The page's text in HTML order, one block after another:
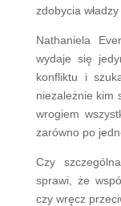
zdobycia
Nathaniela
wydaje się
konfliktu i
niezależnie kim
wrogiem
zarówno po
Czy
sprawi, że
czy wręcz